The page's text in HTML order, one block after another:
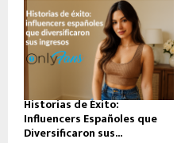
Historias de Éxito:
Influencers Españoles que
Diversificaron sus...